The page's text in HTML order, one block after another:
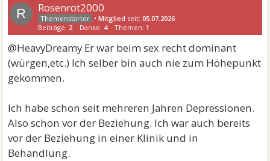
R Rosenrot2000
•Mitglied seit:05.07.2026
Beiträge: 2 Danke: 4 Themen: 1
@HeavyDreamy Er war beim sex recht dominant
(würgen,etc.) Ich selber bin auch nie zum Höhepunkt
gekommen.
Ich habe schon seit mehreren Jahren Depressionen.
Also schon vor der Beziehung. Ich war auch bereits
vor der Beziehung in einer Klinik und in
Behandlung.